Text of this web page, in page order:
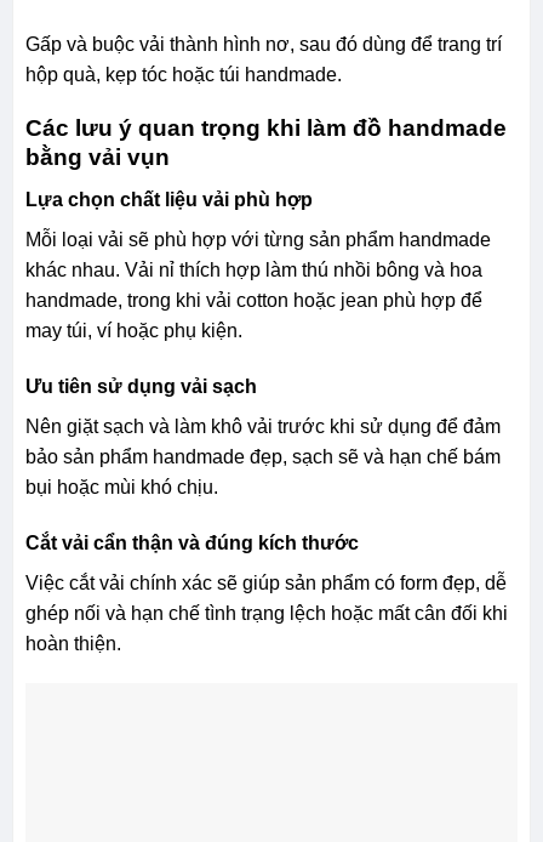
Gấp và buộc vải thành hình nơ, sau đó dùng để trang trí
hộp quà, kẹp tóc hoặc túi handmade.
Các lưu ý quan trọng khi làm đồ handmade
bằng vải vụn
Lựa chọn chất liệu vải phù hợp
Mỗi loại vải sẽ phù hợp với từng sản phẩm handmade
khác nhau. Vải nỉ thích hợp làm thú nhồi bông và hoa
handmade, trong khi vải cotton hoặc jean phù hợp để
may túi, ví hoặc phụ kiện.
Ưu tiên sử dụng vải sạch
Nên giặt sạch và làm khô vải trước khi sử dụng để đảm
bảo sản phẩm handmade đẹp, sạch sẽ và hạn chế bám
bụi hoặc mùi khó chịu.
Cắt vải cẩn thận và đúng kích thước
Việc cắt vải chính xác sẽ giúp sản phẩm có form đẹp, dễ
ghép nối và hạn chế tình trạng lệch hoặc mất cân đối khi
hoàn thiện.